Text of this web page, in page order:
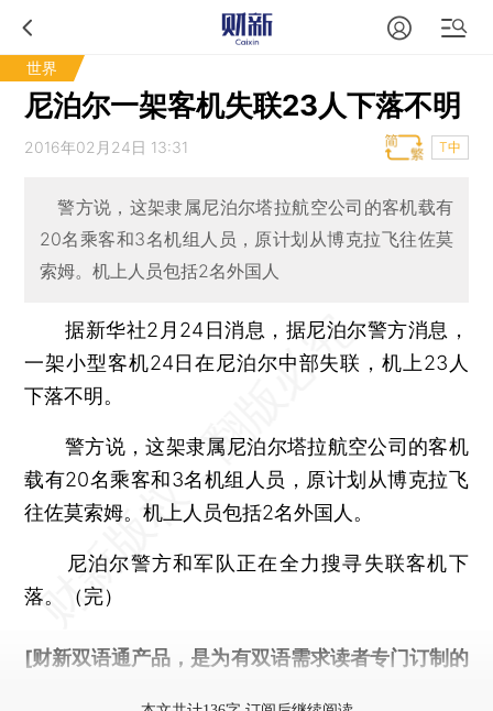
世界
尼泊尔一架客机失联23人下落不明
2016年02月24日 13:31 T中
警方说，这架隶属尼泊尔塔拉航空公司的客机载有
20名乘客和3名机组人员，原计划从博克拉飞往佐莫
索姆。机上人员包括2名外国人
据新华社2月24日消息，据尼泊尔警方消息，
一架小型客机24日在尼泊尔中部失联，机上23人
下落不明。
警方说，这架隶属尼泊尔塔拉航空公司的客机
载有20名乘客和3名机组人员，原计划从博克拉飞
往佐莫索姆。机上人员包括2名外国人。
尼泊尔警方和军队正在全力搜寻失联客机下
落。（完）
[财新双语通产品，是为有双语需求读者专门订制的